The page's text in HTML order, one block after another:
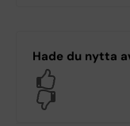
Hade du nytta